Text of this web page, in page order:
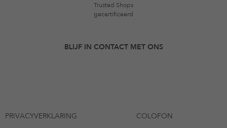
Trusted Shops
gecertificeerd
BLIJF IN CONTACT MET ONS
PRIVACYVERKLARING COLOFON